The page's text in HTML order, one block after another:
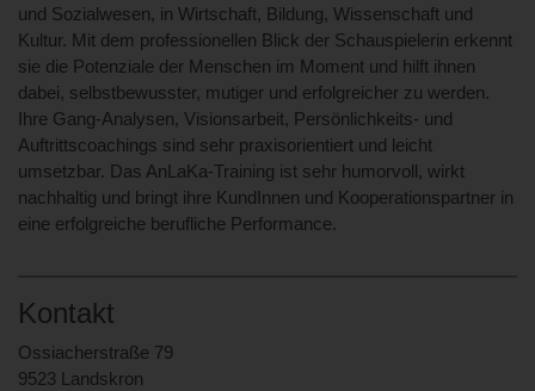
und Sozialwesen, in Wirtschaft, Bildung, Wissenschaft und
Kultur. Mit dem professionellen Blick der Schauspielerin erkennt
sie die Potenziale der Menschen im Moment und hilft ihnen
dabei, selbstbewusster, mutiger und erfolgreicher zu werden.
Ihre Gang-Analysen, Visionsarbeit, Persönlichkeits- und
Auftrittscoachings sind sehr praxisorientiert und leicht
umsetzbar. Das AnLaKa-Training ist sehr humorvoll, wirkt
nachhaltig und bringt ihre KundInnen und Kooperationspartner in
eine erfolgreiche berufliche Performance.
Kontakt
Ossiacherstraße 79
9523 Landskron